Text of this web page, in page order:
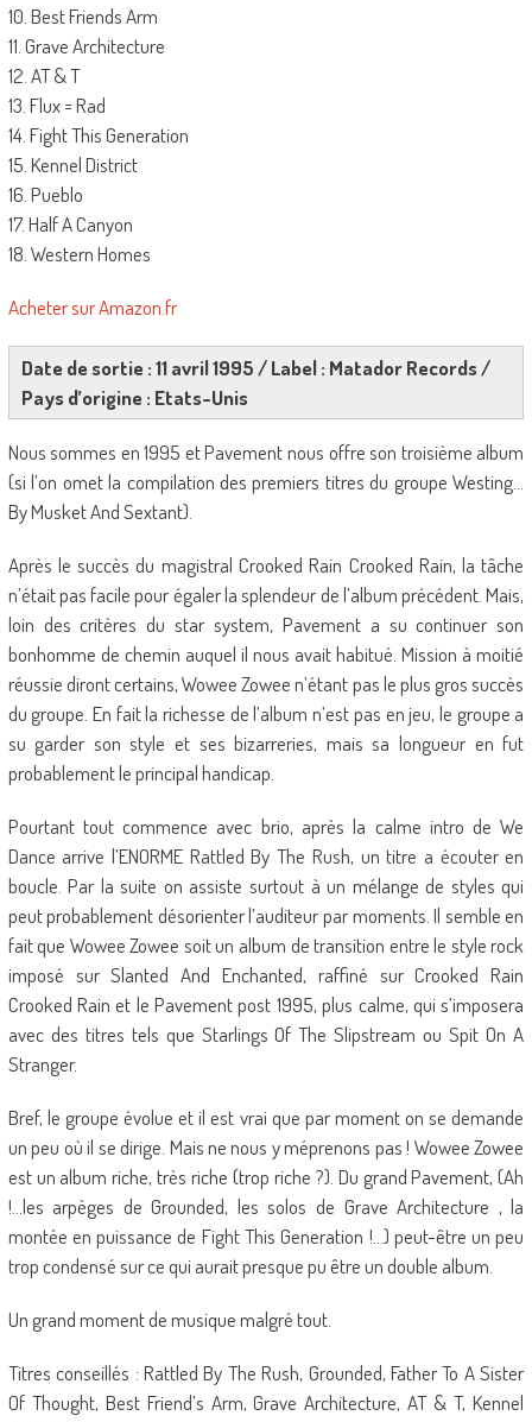
10. Best Friends Arm
11. Grave Architecture
12. AT & T
13. Flux = Rad
14. Fight This Generation
15. Kennel District
16. Pueblo
17. Half A Canyon
18. Western Homes
Acheter sur Amazon.fr
Date de sortie : 11 avril 1995 / Label : Matador Records /
Pays d’origine : Etats-Unis
Nous sommes en 1995 et Pavement nous offre son troisième album
(si l’on omet la compilation des premiers titres du groupe Westing…
By Musket And Sextant).
Après le succès du magistral Crooked Rain Crooked Rain, la tâche
n’était pas facile pour égaler la splendeur de l’album précédent. Mais,
loin des critères du star system, Pavement a su continuer son
bonhomme de chemin auquel il nous avait habitué. Mission à moitié
réussie diront certains, Wowee Zowee n’étant pas le plus gros succès
du groupe. En fait la richesse de l’album n’est pas en jeu, le groupe a
su garder son style et ses bizarreries, mais sa longueur en fut
probablement le principal handicap.
Pourtant tout commence avec brio, après la calme intro de We
Dance arrive l’ENORME Rattled By The Rush, un titre a écouter en
boucle. Par la suite on assiste surtout à un mélange de styles qui
peut probablement désorienter l’auditeur par moments. Il semble en
fait que Wowee Zowee soit un album de transition entre le style rock
imposé sur Slanted And Enchanted, raffiné sur Crooked Rain
Crooked Rain et le Pavement post 1995, plus calme, qui s’imposera
avec des titres tels que Starlings Of The Slipstream ou Spit On A
Stranger.
Bref, le groupe évolue et il est vrai que par moment on se demande
un peu où il se dirige. Mais ne nous y méprenons pas ! Wowee Zowee
est un album riche, très riche (trop riche ?). Du grand Pavement, (Ah
!…les arpèges de Grounded, les solos de Grave Architecture , la
montée en puissance de Fight This Generation !…) peut-être un peu
trop condensé sur ce qui aurait presque pu être un double album.
Un grand moment de musique malgré tout.
Titres conseillés : Rattled By The Rush, Grounded, Father To A Sister
Of Thought, Best Friend’s Arm, Grave Architecture, AT & T, Kennel